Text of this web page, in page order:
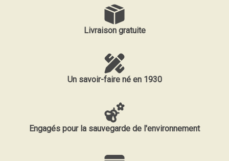
Livraison gratuite
Un savoir-faire né en 1930
Engagés pour la sauvegarde de l'environnement